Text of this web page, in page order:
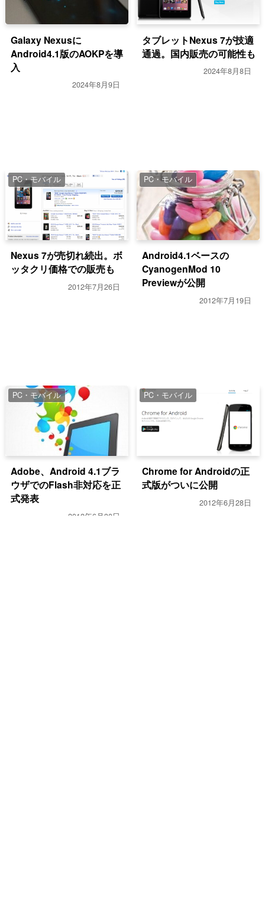
Galaxy Nexusに
Android4.1版のAOKPを導
入
2024年8月9日
タブレットNexus 7が技適
通過。国内販売の可能性も
2024年8月8日
PC・モバイル
Nexus 7が売切れ続出。ボ
ッタクリ価格での販売も
2012年7月26日
PC・モバイル
Android4.1ベースの
CyanogenMod 10
Previewが公開
2012年7月19日
PC・モバイル
Adobe、Android 4.1ブラ
ウザでのFlash非対応を正
式発表
2012年6月30日
PC・モバイル
Chrome for Androidの正
式版がついに公開
2012年6月28日